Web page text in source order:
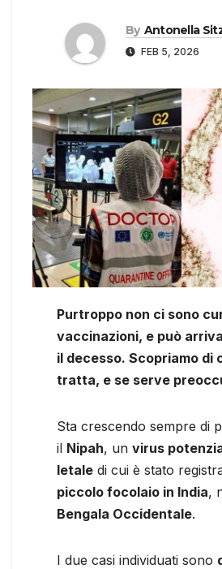
By Antonella
FEB 5, 2026
Purtroppo non ci sono
vaccinazioni, e può
il decesso. Scopriamo di
tratta, e se serve
Sta crescendo sempre di
il Nipah, un virus
letale di cui è stato
piccolo focolaio in India,
Bengala Occidentale.
I due casi individuati sono